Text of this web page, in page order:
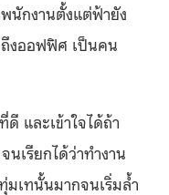
นักงานตั้งแต่ฟ้ายัง
งออฟฟิศ เป็นคน
ดี และเข้าใจได้ถ้า
เรียกได้ว่าทำงาน
มเทนั้นมากจนเริ่มล้ำ